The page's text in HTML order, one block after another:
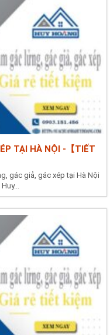
TẠI HÀ NỘI -【TIẾT
gác giả, gác xép tại Hà Nội